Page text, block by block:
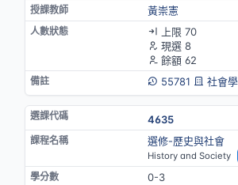
黃崇憲
上限 70
現選 8
餘額 62
55781
社會
4635
選修-歷史與社會
History and Society
0-3